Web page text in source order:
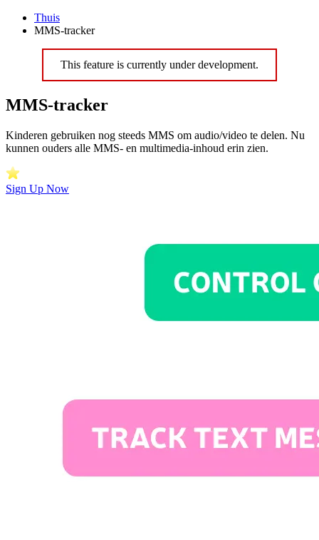
Thuis
MMS-tracker
This feature is currently under development.
MMS-tracker
Kinderen gebruiken nog steeds MMS om audio/video te delen. Nu
kunnen ouders alle MMS- en multimedia-inhoud erin zien.
Sign Up Now